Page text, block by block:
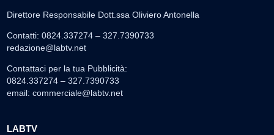
Direttore Responsabile Dott.ssa Oliviero Antonella
Contatti: 0824.337274 – 327.7390733
redazione@labtv.net
Contattaci per la tua Pubblicità:
0824.337274 – 327.7390733
email: commerciale@labtv.net
LABTV